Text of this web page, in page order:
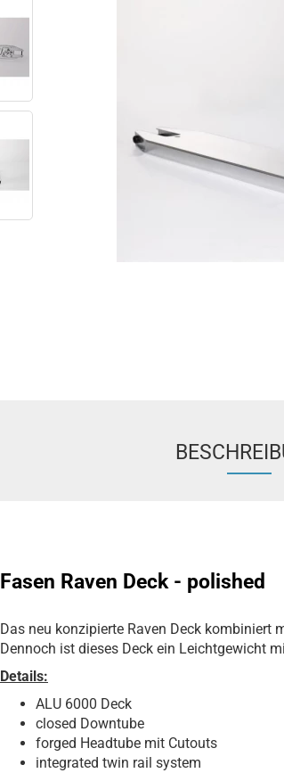
Fasen Raven Deck - polished
Das neu konzipierte Raven Deck kombiniert
Dennoch ist dieses Deck ein Leichtgewicht
Details:
ALU 6000 Deck
closed Downtube
forged Headtube mit Cutouts
integrated twin rail system